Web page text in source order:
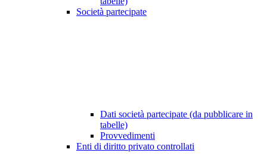
Società partecipate
Dati società partecipate (da pubblicare in
tabelle)
Provvedimenti
Enti di diritto privato controllati